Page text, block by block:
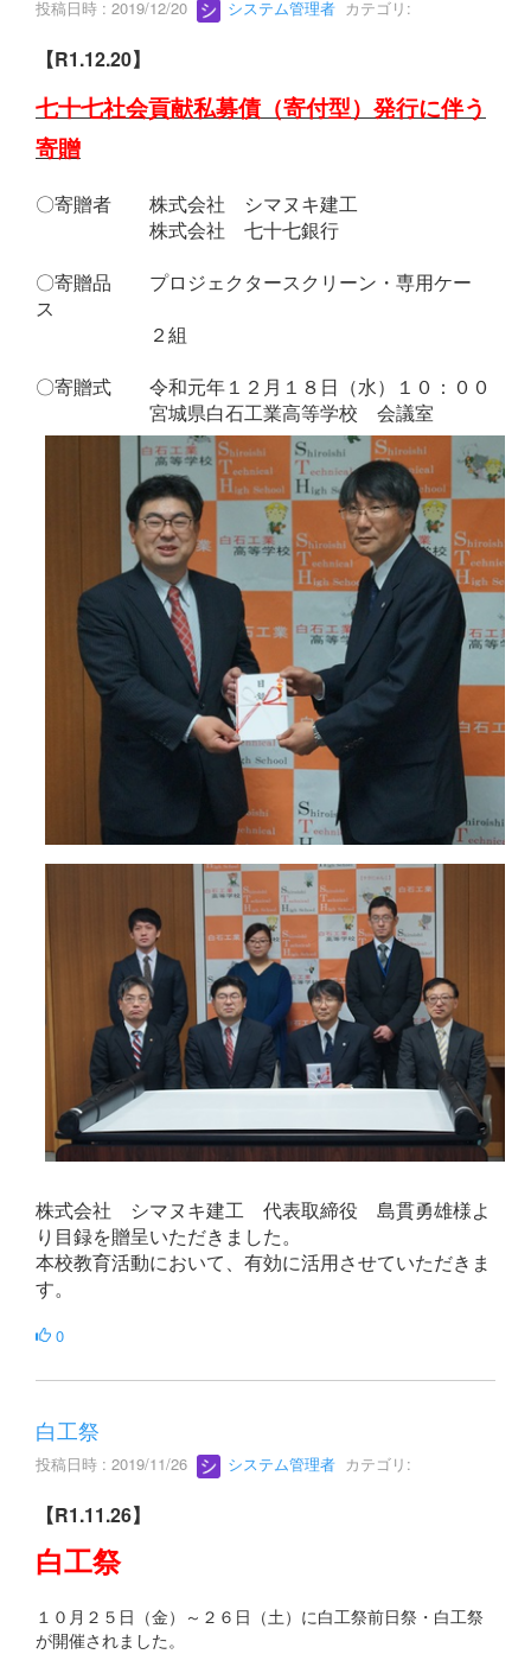
投稿日時 : 2019/12/20 システム管理者 カテゴリ:
【R1.12.20】
七十七社会貢献私募債（寄付型）発行に伴う
寄贈
〇寄贈者 株式会社 シマヌキ建工
株式会社 七十七銀行
〇寄贈品 プロジェクタースクリーン・専用ケー
ス
２組
〇寄贈式 令和元年１２月１８日（水）１０：００
宮城県白石工業高等学校 会議室
株式会社 シマヌキ建工 代表取締役 島貫勇雄様よ
り目録を贈呈いただきました。
本校教育活動において、有効に活用させていただきま
す。
0
白工祭
投稿日時 : 2019/11/26 システム管理者 カテゴリ:
【R1.11.26】
白工祭
１０月２５日（金）～２６日（土）に白工祭前日祭・白工祭
が開催されました。